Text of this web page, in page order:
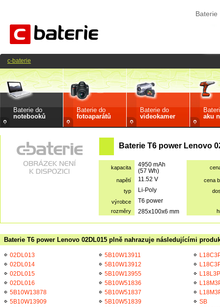
Baterie
Baterie do
notebooků
Baterie do
fotoaparátů
Baterie do
videokamer
aku
Baterie T6 power Lenovo
kapacita
4950 mAh
(57 Wh)
napětí 11.52 V
cena
typ
Li-Poly
výrobce
T6 power
rozměry 285x100x6 mm
Baterie T6 power Lenovo 02DL015 plně nahrazuje následujícími
02DL013
02DL014
02DL015
02DL016
5B10W13878
5B10W13909
5B10W13911
5B10W13912
5B10W13955
5B10W51836
5B10W51837
5B10W51839
SB
c-baterie